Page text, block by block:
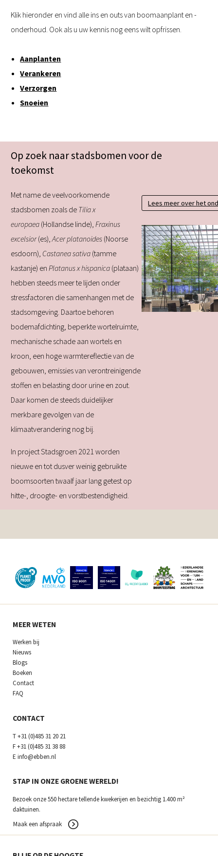
Klik hieronder en vind alle ins en outs van boomaanplant en -
onderhoud. Ook als u uw kennis nog eens wilt opfrissen.
Aanplanten
Verankeren
Verzorgen
Snoeien
Op zoek naar stadsbomen voor de
toekomst
Met name de veelvoorkomende
stadsbomen zoals de Tilia x
europaea (Hollandse linde), Fraxinus
excelsior(es),Acer platanoides (Noorse
esdoorn), Castanea sativa (tamme
kastanje) en Platanus x hispanica (plataan)
hebben steeds meer te lijden onder
stressfactoren die samenhangen met de
stadsomgeving. Daartoe behoren
bodemafdichting, beperkte wortelruimte,
mechanische schade aan wortels en
kroon, een hoge warmtereflectie van de
gebouwen, emissies van verontreinigende
stoffen en belasting door urine en zout.
Daar komen de steeds duidelijker
merkbare gevolgen van de
klimaatverandering nog bij.
In project Stadsgroen 2021 worden
nieuwe en tot dusver weinig gebruikte
boomsoorten twaalf jaar lang getest op
hitte-, droogte- en vorstbestendigheid.
Lees meer over het
MEER WETEN
Werken bij
Nieuws
Blogs
Boeken
Contact
FAQ
CONTACT
T+31 (0)485 31 20 21
F+31 (0)485 31 38 88
E info@ebben.nl
STAP IN ONZE GROENE WERELD!
Bezoek onze 550 hectare tellende kwekerijen en bezichtig 1.400 m²
daktuinen.
Maak een afspraak